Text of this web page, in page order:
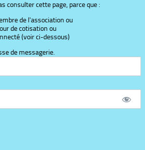
consulter cette page, parce que :
de l'association ou
de cotisation ou
(voir ci-dessous)
de messagerie.